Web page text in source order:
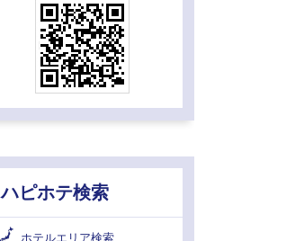
ハピホテ検索
ホテルエリア検索